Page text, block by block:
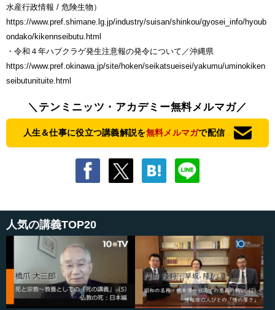
水産行政情報 / 危険生物）
https://www.pref.shimane.lg.jp/industry/suisan/shinkou/gyosei_info/hyoub
ondako/kikennseibutu.html
・令和４年ハブクラゲ発生注意報の発令について／沖縄県
https://www.pref.okinawa.jp/site/hoken/seikatsueisei/yakumu/uminokiken
seibutunituite.html
＼テンミニッツ・アカデミー無料メルマガ／
人生＆仕事に役立つ講義解説を無料メルマガで配信
人気の講義TOP20